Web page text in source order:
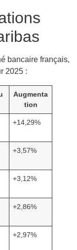
bancaire français,
2025 :
Augmenta
tion
+14,29%
+3,57%
+3,12%
+2,86%
+2,97%